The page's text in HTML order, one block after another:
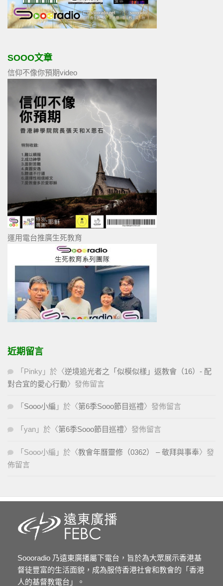
SOOO文章
信仰不像你預期video
運用電台推廣生死教育
近期留言
「 Pinky 」於〈逆境追光者之「似模似樣」返教會（16）- 配
對合宜的愛心行動〉發佈留言
「 Sooo小編 」於〈第6季Sooo節目巡禮〉發佈留言
「 yan 」於〈第6季Sooo節目巡禮〉發佈留言
「 Sooo小編 」於〈教會年曆靈修（0362） – 敬拜與事奉〉發
佈留言
Soooradio 乃遠東廣播屬下電台，旨於為大眾展示香港基
督徒豐富的生活面貌，成為服侍香港社會和教會的「香港
人的基督教電台」。